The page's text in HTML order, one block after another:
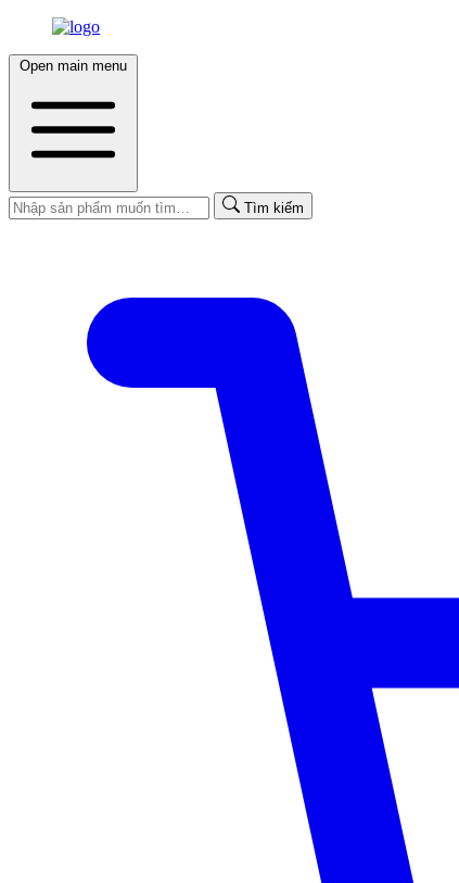
Open main menu
Tìm kiếm